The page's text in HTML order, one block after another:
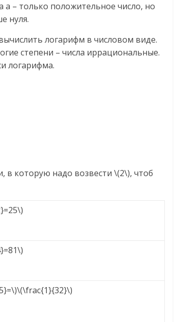
а – только положительное число, но
нуля.
логарифм в числовом виде.
степени – числа иррациональные.
логарифма.
которую надо возвести \(2\), чтоб